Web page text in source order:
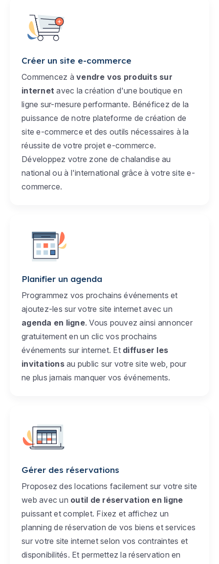
Créer un site e-commerce
Commencez à vendre vos produits sur
internet avec la création d'une boutique en
ligne sur-mesure performante. Bénéficez de la
puissance de notre plateforme de création de
site e-commerce et des outils nécessaires à la
réussite de votre projet e-commerce.
Développez votre zone de chalandise au
national ou à l'international grâce à votre site e-
commerce.
Planifier un agenda
Programmez vos prochains événements et
ajoutez-les sur votre site internet avec un
agenda en ligne. Vous pouvez ainsi annoncer
gratuitement en un clic vos prochains
événements sur internet. Et diffuser les
invitationsau public sur votre site web, pour
ne plus jamais manquer vos événements.
Gérer des réservations
Proposez des locations facilement sur votre site
web avec un outil de réservation en ligne
puissant et complet. Fixez et affichez un
planning de réservation de vos biens et services
sur votre site internet selon vos contraintes et
disponibilités. Et permettez la réservation en